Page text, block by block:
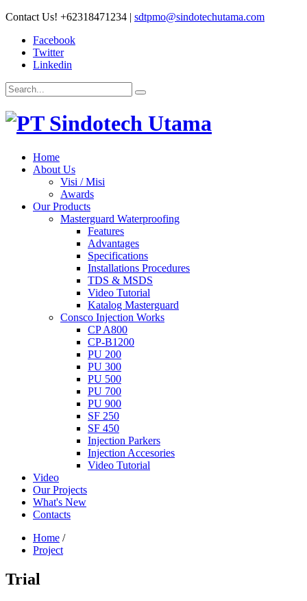
Contact Us! +62318471234 | sdtpmo@sindotechutama.com
Facebook
Twitter
Linkedin
Home
About Us
Visi / Misi
Awards
Our Products
Masterguard Waterproofing
Features
Advantages
Specifications
Installations Procedures
TDS & MSDS
Video Tutorial
Katalog Masterguard
Consco Injection Works
CP A800
CP-B1200
PU 200
PU 300
PU 500
PU 700
PU 900
SF 250
SF 450
Injection Parkers
Injection Accesories
Video Tutorial
Video
Our Projects
What's New
Contacts
Home /
Project
Trial